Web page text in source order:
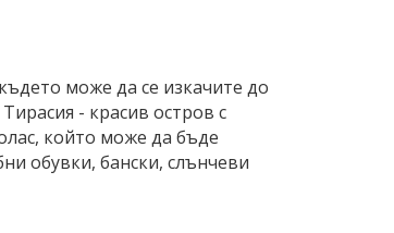
може да се изкачите до
- красив остров с
който може да бъде
обувки, бански, слънчеви